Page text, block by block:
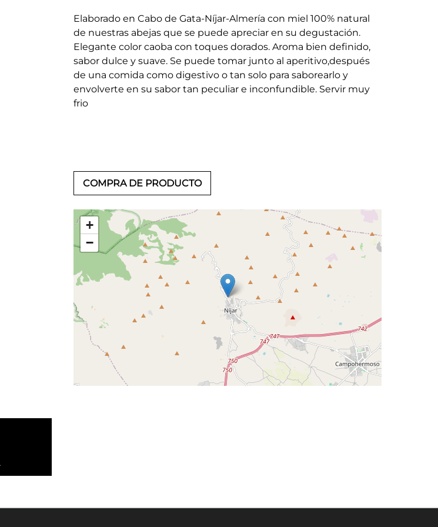
Elaborado en Cabo de Gata-Níjar-Almería con miel 100% natural
de nuestras abejas que se puede apreciar en su degustación.
Elegante color caoba con toques dorados. Aroma bien definido,
sabor dulce y suave. Se puede tomar junto al aperitivo,después
de una comida como digestivo o tan solo para saborearlo y
envolverte en su sabor tan peculiar e inconfundible. Servir muy
frio
COMPRA DE PRODUCTO
+
−